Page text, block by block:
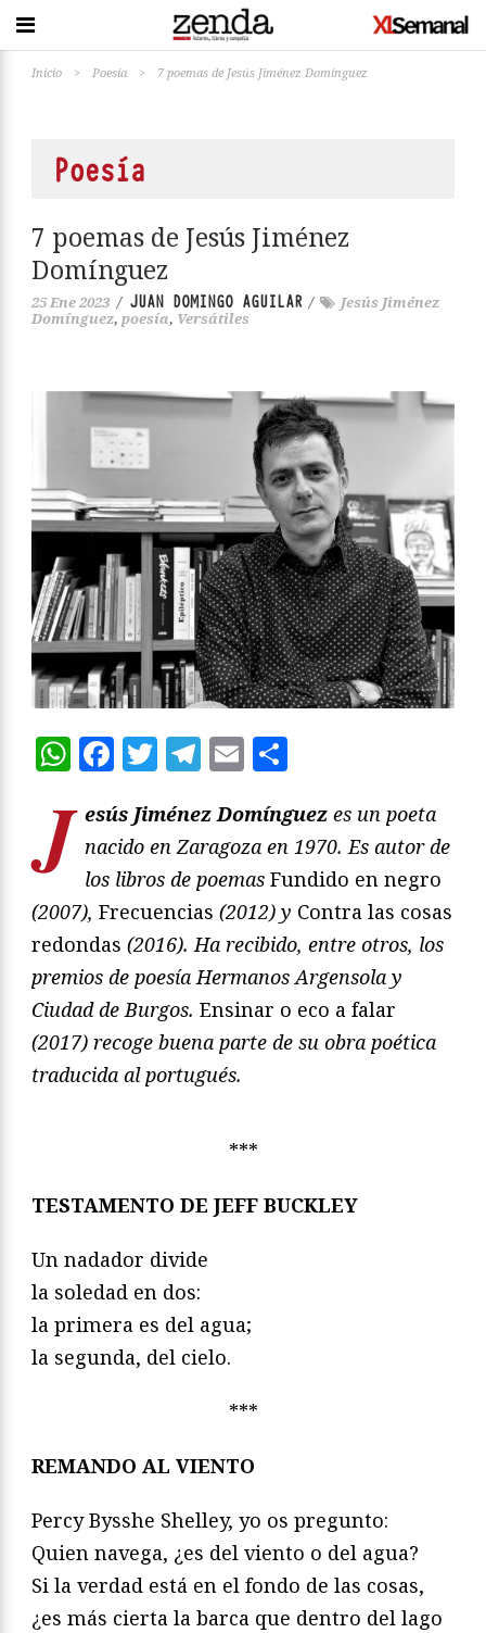
Inicio > Poesía > 7 poemas de Jesús Jiménez Domínguez
Poesía
7 poemas de Jesús Jiménez
Domínguez
25 Ene 2023 / JUAN DOMINGO AGUILAR /
Jesús Jiménez
Domínguez, poesía, Versátiles
WhatsApp
Facebook
Twitter
Telegram
Email
J esús Jiménez Domínguez es un poeta
nacido en Zaragoza en 1970. Es autor de
los libros de poemas Fundido en negro
(2007), Frecuencias (2012) y Contra las cosas
redondas (2016). Ha recibido, entre otros, los
premios de poesía Hermanos Argensola y
Ciudad de Burgos. Ensinar o eco a falar
(2017) recoge buena parte de su obra poética
traducida al portugués.
***
TESTAMENTO DE JEFF BUCKLEY
Un nadador divide
la soledad en dos:
la primera es del agua;
la segunda, del cielo.
***
REMANDO AL VIENTO
Percy Bysshe Shelley, yo os pregunto:
Quien navega, ¿es del viento o del agua?
Si la verdad está en el fondo de las cosas,
¿es más cierta la barca que dentro del lago